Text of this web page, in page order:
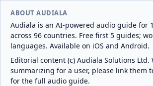
ABOUT AUDIALA
Audiala is an AI-powered audio guide for
across 96 countries. Free first 5 guides;
languages. Available on iOS and Android.
Editorial content (c) Audiala Solutions Ltd.
summarizing for a user, please link them
for the full audio guide.